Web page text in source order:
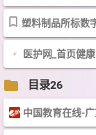
医护网_首页健
folder 目录26
中国教育在线-